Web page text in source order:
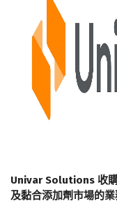
Univar Solutions 收
及黏合添加劑市場的業